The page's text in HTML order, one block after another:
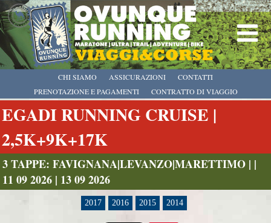
CHI SIAMO
PRENOTAZIONE E PAGAMENTI
CONTRATTO DI VIAGGIO
ASSICURAZIONI CONTATTI
EGADI RUNNING CRUISE |
2,5K+9K+17K
3 TAPPE: FAVIGNANA|LEVANZO|MARETTIMO | |
11 09 2026 | 13 09 2026
2017 2016 2015 2014